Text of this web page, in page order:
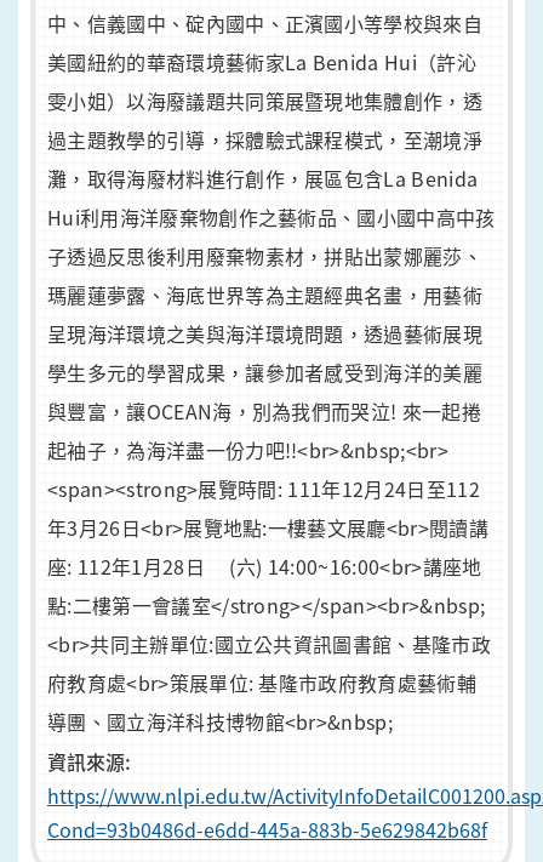
中、信義國中、碇內國中、正濱國小等學校與來自
美國紐約的華裔環境藝術家La Benida Hui（許沁
雯小姐）以海廢議題共同策展暨現地集體創作，透
過主題教學的引導，採體驗式課程模式，至潮境淨
灘，取得海廢材料進行創作，展區包含La Benida
Hui利用海洋廢棄物創作之藝術品、國小國中高中孩
子透過反思後利用廢棄物素材，拼貼出蒙娜麗莎、
瑪麗蓮夢露、海底世界等為主題經典名畫，用藝術
呈現海洋環境之美與海洋環境問題，透過藝術展現
學生多元的學習成果，讓參加者感受到海洋的美麗
與豐富，讓OCEAN海，別為我們而哭泣! 來一起捲
起袖子，為海洋盡一份力吧!!<br>&nbsp;<br>
<span><strong>展覽時間: 111年12月24日至112
年3月26日<br>展覽地點:一樓藝文展廳<br>閱讀講
座: 112年1月28日 (六) 14:00~16:00<br>講座地
點:二樓第一會議室</strong></span><br>&nbsp;
<br>共同主辦單位:國立公共資訊圖書館、基隆市政
府教育處<br>策展單位: 基隆市政府教育處藝術輔
導團、國立海洋科技博物館<br>&nbsp;
資訊來源:
https://www.nlpi.edu.tw/
Cond=93b0486d-e6dd-445a-883b-5e629842b68f